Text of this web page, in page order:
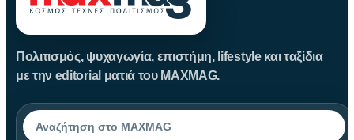
Πολιτισμός, ψυχαγωγία, επιστήμη, lifestyle και ταξίδια
με την editorial ματιά του MAXMAG.
Αναζήτηση